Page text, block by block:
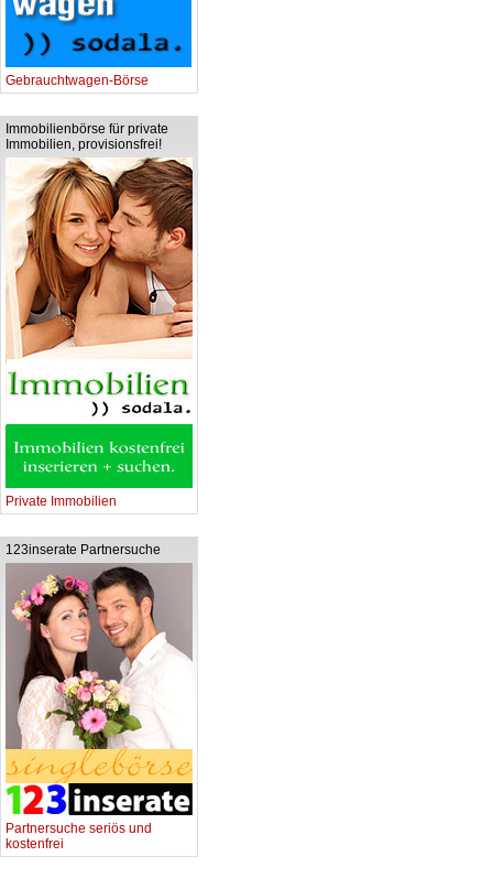
Gebrauchtwagen-Börse
Immobilienbörse für private
Immobilien, provisionsfrei!
Private Immobilien
123inserate Partnersuche
Partnersuche seriös und
kostenfrei